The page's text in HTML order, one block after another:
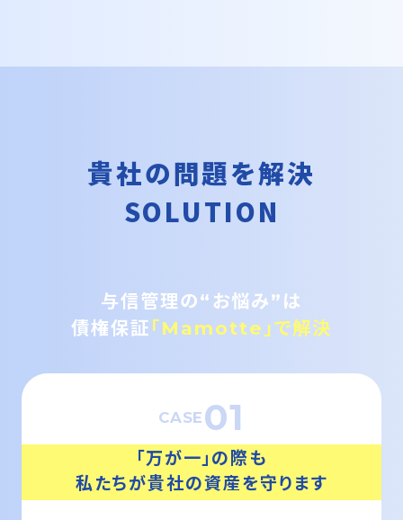
貴社の問題を解決
SOLUTION
与信管理の“お悩み”は
債権保証 「Mamotte」で解決
CASE 01
「万が一」の際も
私たちが貴社の資産を守ります